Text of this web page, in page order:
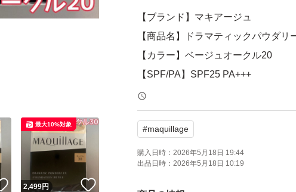
【ブランド】マキアージュ
【商品名】ドラマティックパウダリ
【カラー】ベージュオークル20
【SPF/PA】SPF25 PA+++
【商品の状態】未使用
よろしくお願いいたします。
#maquillage
購入日時： 2026年5月18日 19:44
出品日時： 2026年5月18日 10:19
いいね！
2,499円
最大10%対象